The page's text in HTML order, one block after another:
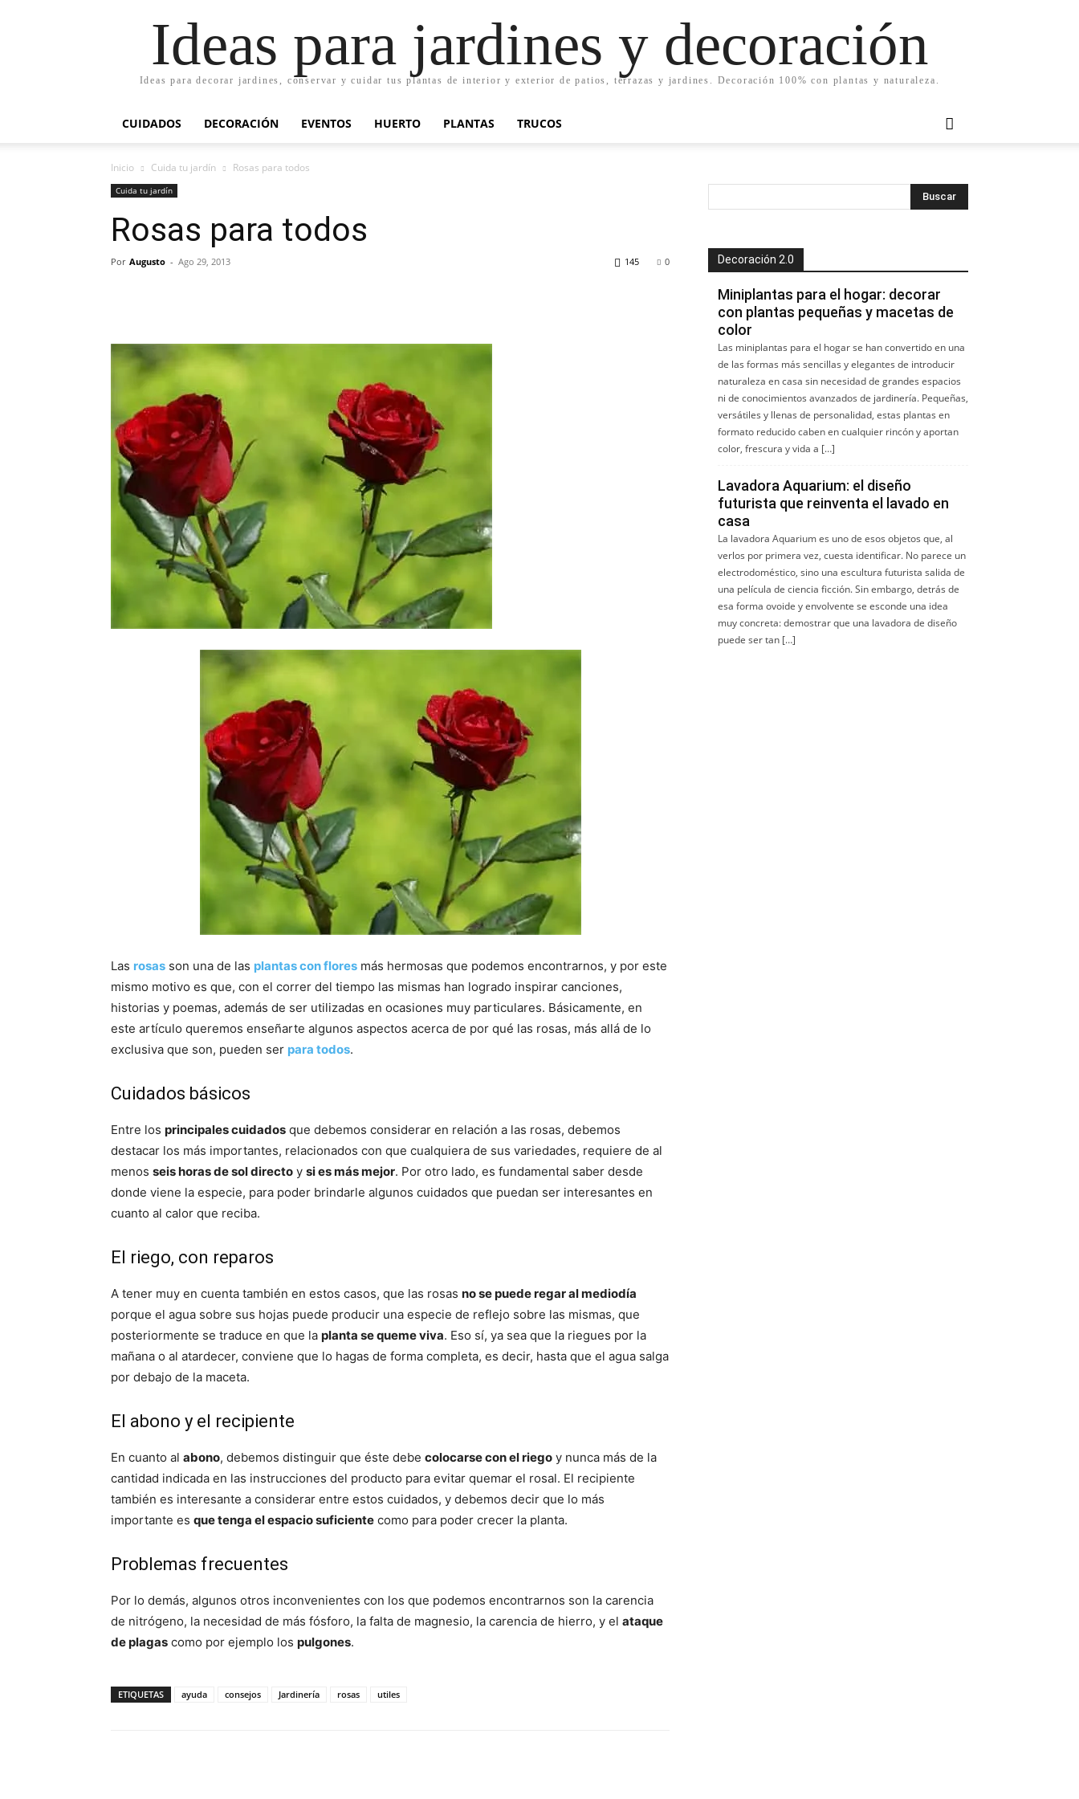
Ideas para jardines y decoración
Ideas para decorar jardines, conservar y cuidar tus plantas de interior y exterior de patios, terrazas y jardines. Decoración 100% con plantas y naturaleza.
CUIDADOS DECORACIÓN EVENTOS HUERTO PLANTAS TRUCOS
Inicio Cuida tu jardín Rosas para todos
Cuida tu jardín
Rosas para todos
Por Augusto - Ago 29, 2013 0
145
Las rosas son una de las plantas con flores más hermosas que podemos encontrarnos, y por este
mismo motivo es que, con el correr del tiempo las mismas han logrado inspirar canciones,
historias y poemas, además de ser utilizadas en ocasiones muy particulares. Básicamente, en
este artículo queremos enseñarte algunos aspectos acerca de por qué las rosas, más allá de lo
exclusiva que son, pueden ser para todos.
Cuidados básicos
Entre los principales cuidados que debemos considerar en relación a las rosas, debemos
destacar los más importantes, relacionados con que cualquiera de sus variedades, requiere de al
menos seis horas de sol directo y si es más mejor. Por otro lado, es fundamental saber desde
donde viene la especie, para poder brindarle algunos cuidados que puedan ser interesantes en
cuanto al calor que reciba.
El riego, con reparos
A tener muy en cuenta también en estos casos, que las rosas no se puede regar al mediodía
porque el agua sobre sus hojas puede producir una especie de reflejo sobre las mismas, que
posteriormente se traduce en que la planta se queme viva. Eso sí, ya sea que la riegues por la
mañana o al atardecer, conviene que lo hagas de forma completa, es decir, hasta que el agua salga
por debajo de la maceta.
El abono y el recipiente
En cuanto al abono, debemos distinguir que éste debe colocarse con el riego y nunca más de la
cantidad indicada en las instrucciones del producto para evitar quemar el rosal. El recipiente
también es interesante a considerar entre estos cuidados, y debemos decir que lo más
importante es que tenga el espacio suficiente como para poder crecer la planta.
Problemas frecuentes
Por lo demás, algunos otros inconvenientes con los que podemos encontrarnos son la carencia
de nitrógeno, la necesidad de más fósforo, la falta de magnesio, la carencia de hierro, y el ataque
de plagas como por ejemplo los pulgones.
ETIQUETAS ayuda consejos Jardinería rosas utiles
Decoración 2.0
Miniplantas para el hogar: decorar
con plantas pequeñas y macetas de
color
Las miniplantas para el hogar se han convertido en una
de las formas más sencillas y elegantes de introducir
naturaleza en casa sin necesidad de grandes espacios
ni de conocimientos avanzados de jardinería. Pequeñas,
versátiles y llenas de personalidad, estas plantas en
formato reducido caben en cualquier rincón y aportan
color, frescura y vida a […]
Lavadora Aquarium: el diseño
futurista que reinventa el lavado en
casa
La lavadora Aquarium es uno de esos objetos que, al
verlos por primera vez, cuesta identificar. No parece un
electrodoméstico, sino una escultura futurista salida de
una película de ciencia ficción. Sin embargo, detrás de
esa forma ovoide y envolvente se esconde una idea
muy concreta: demostrar que una lavadora de diseño
puede ser tan […]